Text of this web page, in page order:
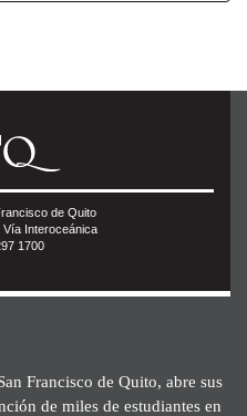
de Quito
Vía Interoceánica
1700
Francisco de Quito, abre sus
de miles de estudiantes en